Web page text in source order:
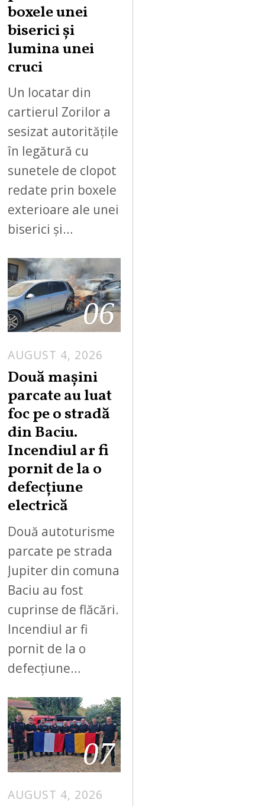
boxele unei
biserici și
lumina unei
cruci
Un locatar din
cartierul Zorilor a
sesizat autoritățile
în legătură cu
sunetele de clopot
redate prin boxele
exterioare ale unei
biserici și…
06
AUGUST 4, 2026
Două mașini
parcate au luat
foc pe o stradă
din Baciu.
Incendiul ar fi
pornit de la o
defecțiune
electrică
Două autoturisme
parcate pe strada
Jupiter din comuna
Baciu au fost
cuprinse de flăcări.
Incendiul ar fi
pornit de la o
defecțiune…
07
AUGUST 4, 2026